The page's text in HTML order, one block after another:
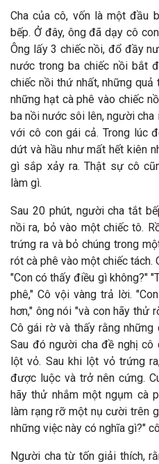
Cha của cô, vốn là một đầu
bếp. Ở đây, ông đã dạy cô
Ông lấy 3 chiếc nồi, đổ đầy
nước trong ba chiếc nồi bắt
chiếc nồi thứ nhất, những
những hạt cà phê vào chiếc
ba nồi nước sôi lên, người
với cô con gái cả. Trong lúc
dứt và hầu như mất hết kiên
gì sắp xảy ra. Thật sự cô
làm gì.
Sau 20 phút, người cha tắt
nồi ra, bỏ vào một chiếc tô.
trứng ra và bỏ chúng trong
rót cà phê vào một chiếc tách.
"Con có thấy điều gì không?"
phê," Cô vội vàng trả lời.
hơn," ông nói "và con hãy thử
Cô gái rờ và thấy rằng
Sau đó người cha đề nghị
lột vỏ. Sau khi lột vỏ trứng
được luộc và trở nên cứng.
hãy thử nhắm một ngụm cà
làm rạng rỡ một nụ cười trên
những việc này có nghĩa gì?"
Người cha từ tốn giải thích,